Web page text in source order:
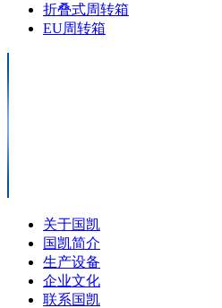
折叠式周转箱
EU周转箱
关于国凯
国凯简介
生产设备
企业文化
联系国凯